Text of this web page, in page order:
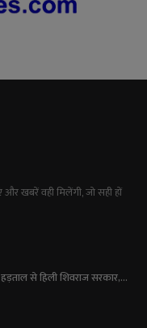
खबरें वही मिलेंगी, जो सही हों
से हिली शिवराज सरकार,...